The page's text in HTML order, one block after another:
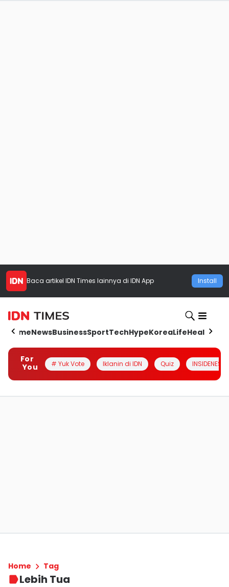
Baca artikel IDN Times lainnya di IDN App Install
HomeNewsBusinessSportTechHypeKoreaLifeHealth
For
You
# Yuk Vote Iklanin di IDN Quiz INSIDENESIA
Home Tag
Lebih Tua